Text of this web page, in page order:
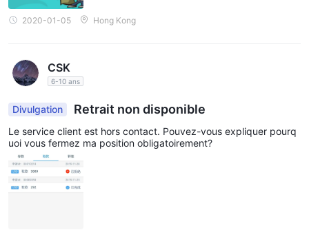
2020-01-05 Hong Kong
CSK
6-10 ans
Divulgation Retrait non disponible
Le service client est hors contact. Pouvez-vous expliquer pourq
uoi vous fermez ma position obligatoirement?